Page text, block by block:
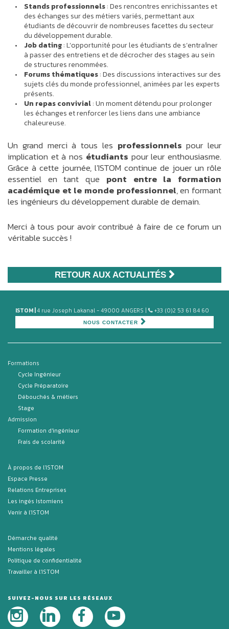
Stands professionnels: Des rencontres enrichissantes et
des échanges sur des métiers variés, permettant aux
étudiants de découvrir de nombreuses facettes du secteur
du développement durable.
Job dating: L’opportunité pour les étudiants de s’entraîner
à passer des entretiens et de décrocher des stages au sein
de structures renommées.
Forums thématiques: Des discussions interactives sur des
sujets clés du monde professionnel, animées par les experts
présents.
Un repas convivial: Un moment détendu pour prolonger
les échanges et renforcer les liens dans une ambiance
chaleureuse.
Un grand merci à tous les professionnels pour leur
implication et à nos étudiants pour leur enthousiasme.
Grâce à cette journée, l'ISTOM continue de jouer un rôle
essentiel en tant que pont entre la formation
académique et le monde professionnel, en formant
les ingénieurs du développement durable de demain.
Merci à tous pour avoir contribué à faire de ce forum un
véritable succès !
RETOUR AUX ACTUALITÉS
ISTOM | 4 rue Joseph Lakanal - 49000 ANGERS | +33 (0)2 53 61 84 60
NOUS CONTACTER
Formations
Cycle Ingénieur
Cycle Préparatoire
Débouchés & métiers
Stage
Admission
Formation d'ingénieur
Frais de scolarité
À propos de l'ISTOM
Espace Presse
Relations Entreprises
Les ingés Istomiens
Venir à l'ISTOM
Démarche qualité
Mentions légales
Politique de confidentialité
Travailler à l'ISTOM
SUIVEZ-NOUS SUR LES RÉSEAUX